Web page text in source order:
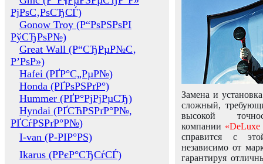
РјРѕС‚РѕСЂСЃ)
Gonow Troy (Р“РѕРЅРѕРІ
РўСЂРѕР№)
Great Wall (Р“СЂРµР№С‚
Р’РѕР»)
Hafei (РҐР°С„РµР№)
Honda (РҐРѕРЅРґР°)
Hummer (РҐР°РјРјРµСЂ)
Hyndai (РҐСЋРЅРґР°Р№,
РҐСѓРЅРґР°Р№)
I-van (Р-РІР°РЅ)
Ikarus (РРєР°СЂСѓСЃ)
Замена и
сложный,
высокой
компании «DeLuxe
справится с
независимо от
гарантируя